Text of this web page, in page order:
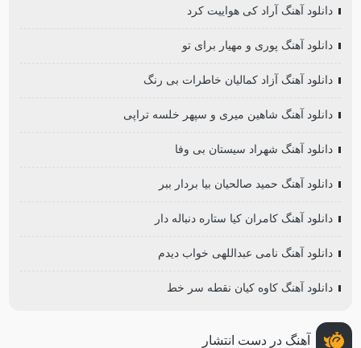
دانلود آهنگ آراد کی هواییت کرد
دانلود آهنگ پوری و مهیار برای تو
دانلود آهنگ آزاد کمالیان خاطرات بی رنگ
دانلود آهنگ شاهین میری و سپهر خلسه تراپی
دانلود آهنگ شهراد سیستان بی وفا
دانلود آهنگ حمید صالحیان بیا بردار ببر
دانلود آهنگ کامران کیا ستاره دنباله دار
دانلود آهنگ نامی عبداللهی خواب دیدم
دانلود آهنگ کاوه کیان نقطه سر خط
آهنگ در دست انتشار